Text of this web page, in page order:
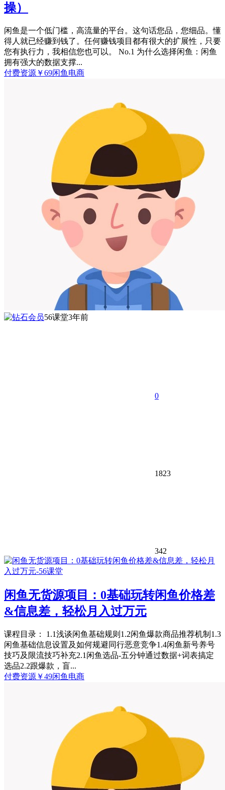
操）
闲鱼是一个低门槛，高流量的平台。这句话您品，您细品。懂
得人就已经赚到钱了。任何赚钱项目都有很大的扩展性，只要
您有执行力，我相信您也可以。 No.1 为什么选择闲鱼：闲鱼
拥有强大的数据支撑...
付费资源 ￥69闲鱼电商
56课堂3年前
0
1823
342
闲鱼无货源项目：0基础玩转闲鱼价格差
&信息差，轻松月入过万元
课程目录： 1.1浅谈闲鱼基础规则1.2闲鱼爆款商品推荐机制1.3
闲鱼基础信息设置及如何规避同行恶意竞争1.4闲鱼新号养号
技巧及限流技巧补充2.1闲鱼选品-五分钟通过数据+词表搞定
选品2.2跟爆款，盲...
付费资源 ￥49闲鱼电商